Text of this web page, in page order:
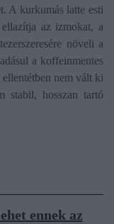
A kurkumás latte esti
ellazítja az izmokat, a
növeli a
a koffeinmentes
nem vált ki
stabil, hosszan tartó
ennek az